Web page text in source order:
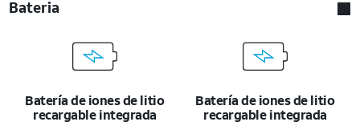
Bateria
Batería de iones de litio
recargable integrada
Batería de iones de litio
recargable integrada